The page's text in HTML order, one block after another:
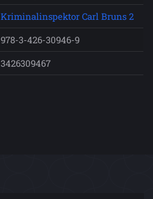
Kriminalinspektor Carl Bruns 2
978-3-426-30946-9
3426309467